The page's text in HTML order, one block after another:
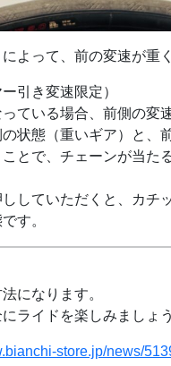
よって、前の変速が重
引き変速限定）
ている場合、前側の変
状態（重いギア）と、
とで、チェーンが当た
していただくと、カチ
す。
になります。
ライドを楽しみましょ
store.jp/news/